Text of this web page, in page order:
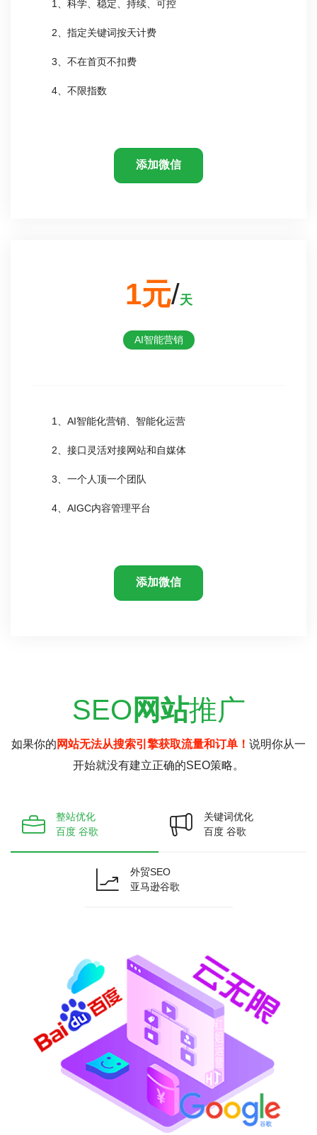
1、科学、稳定、持续、可控
2、指定关键词按天计费
3、不在首页不扣费
4、不限指数
添加微信
1元/天
AI智能营销
1、AI智能化营销、智能化运营
2、接口灵活对接网站和自媒体
3、一个人顶一个团队
4、AIGC内容管理平台
添加微信
SEO 网站推广
如果你的 网站无法从搜索引擎获取流量和订单！ 说明你从一
开始就没有建立正确的SEO策略。
整站优化
百度 谷歌
关键词优化
百度 谷歌
外贸SEO
亚马逊谷歌